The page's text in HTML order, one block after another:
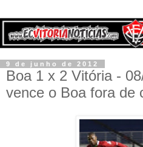
9 de junho de 2012
Boa 1 x 2 Vitória -
vence o Boa fora de